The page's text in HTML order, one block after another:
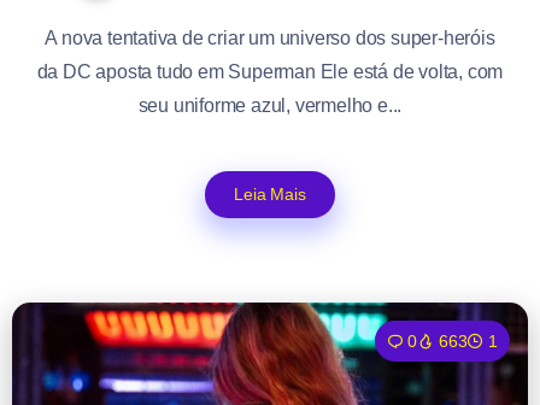
A nova tentativa de criar um universo dos super-heróis
da DC aposta tudo em Superman Ele está de volta, com
seu uniforme azul, vermelho e...
Leia Mais
0 663 1